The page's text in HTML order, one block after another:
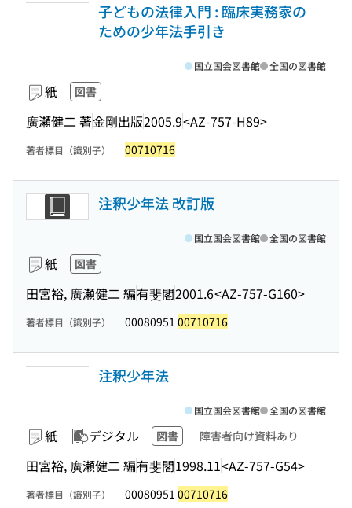
子どもの法律入門 : 臨床実務家の
ための少年法手引き
紙 図書
廣瀬健二 著金剛出版2005.9<AZ-757-H89>
国立国会図書館 全国の図書館
著者標目（識別子） 00710716
注釈少年法 改訂版
紙 図書
田宮裕, 廣瀬健二 編有斐閣2001.6<AZ-757-G160>
国立国会図書館 全国の図書館
著者標目（識別子） 00080951 00710716
注釈少年法
紙 デジタル 図書 障害者向け資料あり
田宮裕, 廣瀬健二 編有斐閣1998.11<AZ-757-G54>
国立国会図書館 全国の図書館
著者標目（識別子） 00080951 00710716